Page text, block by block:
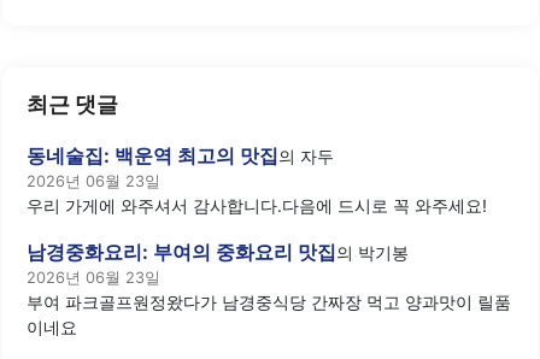
최근 댓글
동네술집: 백운역 최고의 맛집의 자두
2026년 06월 23일
우리 가게에 와주셔서 감사합니다.다음에 드시로 꼭 와주세요!
남경중화요리: 부여의 중화요리 맛집의 박기봉
2026년 06월 23일
부여 파크골프원정왔다가 남경중식당 간짜장 먹고 양과맛이 릴품
이네요